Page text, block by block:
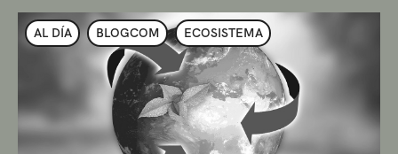
AL DÍA BLOGCOM ECOSISTEMA